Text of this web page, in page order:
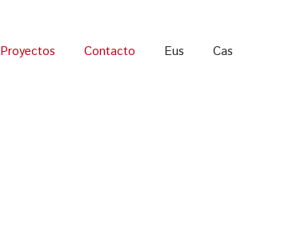
Proyectos Contacto Eus Cas